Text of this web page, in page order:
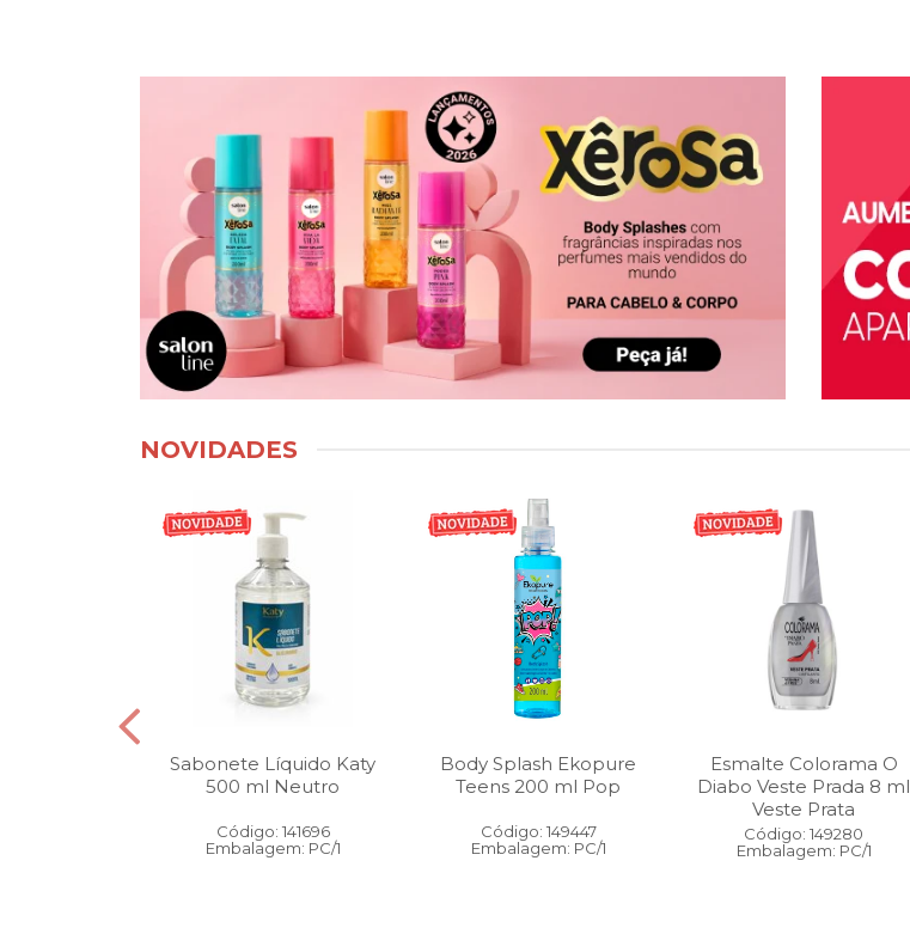
NOVIDADES
Sabonete Líquido Katy
500 ml Neutro
Código: 141696
Embalagem: PC/1
Body Splash Ekopure
Teens 200 ml Pop
Código: 149447
Embalagem: PC/1
Esmalte Colorama O
Diabo Veste Prada 8 ml
Veste Prata
Código: 149280
Embalagem: PC/1